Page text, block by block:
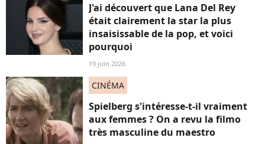
J'ai découvert que Lana Del Rey
était clairement la star la plus
insaisissable de la pop, et voici
pourquoi
19 juin 2026
CINÉMA
Spielberg s'intéresse-t-il vraiment
aux femmes ? On a revu la filmo
très masculine du maestro